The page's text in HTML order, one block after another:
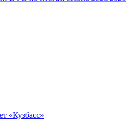
«Кузбасс»